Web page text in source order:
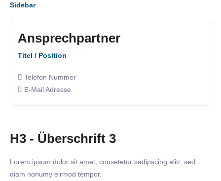
Sidebar
Ansprechpartner
Titel / Position
Telefon Nummer
E-Mail Adresse
H3 - Überschrift 3
Lorem ipsum dolor sit amet, consetetur sadipscing elitr, sed
diam nonumy eirmod tempor.